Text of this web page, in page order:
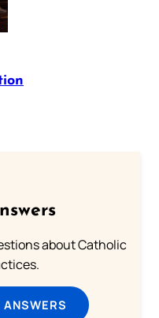
about Catholic